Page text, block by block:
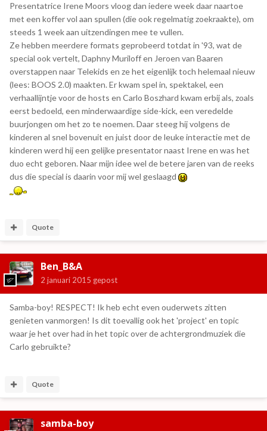
Presentatrice Irene Moors vloog dan iedere week daar naartoe
met een koffer vol aan spullen (die ook regelmatig zoekraakte), om
steeds 1 week aan uitzendingen mee te vullen.
Ze hebben meerdere formats geprobeerd totdat in '93, wat de
special ook vertelt, Daphny Muriloff en Jeroen van Baaren
overstappen naar Telekids en ze het eigenlijk toch helemaal nieuw
(lees: BOOS 2.0) maakten. Er kwam spel in, spektakel, een
verhaallijntje voor de hosts en Carlo Boszhard kwam erbij als, zoals
eerst bedoeld, een minderwaardige side-kick, een veredelde
buurjongen om het zo te noemen. Daar steeg hij volgens de
kinderen al snel bovenuit en juist door de leuke interactie met de
kinderen werd hij een gelijke presentator naast Irene en was het
duo echt geboren. Naar mijn idee wel de betere jaren van de reeks
dus die special is daarin voor mij wel geslaagd
Quote
Ben_B&A
2 januari 2015 gepost
Samba-boy! RESPECT! Ik heb echt even ouderwets zitten
genieten vanmorgen! Is dit toevallig ook het 'project' en topic
waar je het over had in het topic over de achtergrondmuziek die
Carlo gebruikte?
Quote
samba-boy